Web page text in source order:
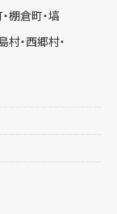
棚倉町・塙
村・西郷村・